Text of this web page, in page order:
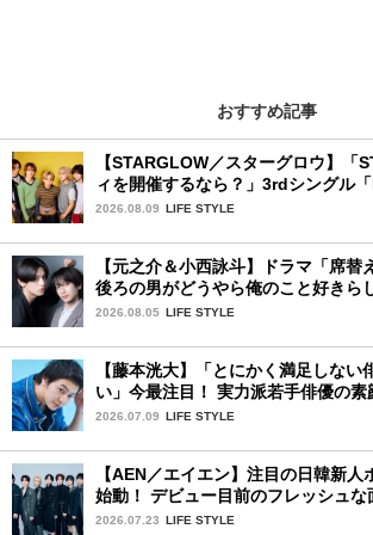
おすすめ記事
【STARGLOW／スターグロウ】「
ィを開催するなら？」3rdシングル
リース記念インタビュー！
2026.08.09 LIFE STYLE
【元之介＆小西詠斗】ドラマ「席替
後ろの男がどうやら俺のこと好きら
タビュー♡ 「自然と詠斗くんが可愛
2026.08.05 LIFE STYLE
【藤本洸大】「とにかく満足しない
い」今最注目！ 実力派若手俳優の素
2026.07.09 LIFE STYLE
【AEN／エイエン】注目の日韓新
始動！ デビュー目前のフレッシュな
ュー。7人の魅力に迫ります♪
2026.07.23 LIFE STYLE